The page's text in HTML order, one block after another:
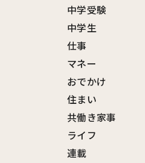
中学受験
中学生
仕事
マネー
おでかけ
住まい
共働き家事
ライフ
連載